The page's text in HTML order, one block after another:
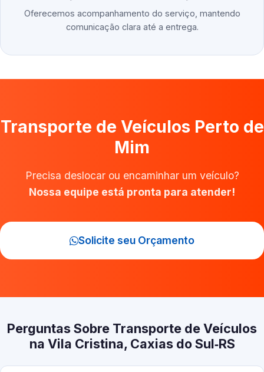
Oferecemos acompanhamento do serviço, mantendo
comunicação clara até a entrega.
Transporte de Veículos Perto de
Mim
Precisa deslocar ou encaminhar um veículo?
Nossa equipe está pronta para atender!
Solicite seu Orçamento
Perguntas Sobre Transporte de Veículos
na Vila Cristina, Caxias do Sul‑RS